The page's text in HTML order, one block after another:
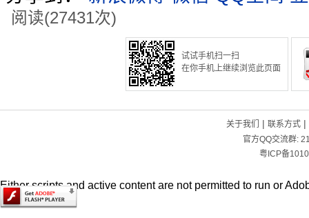
阅读(27431次)
试试手机扫一扫
在你手机上继续浏览此页面
关于我们 | 联系方式|
官方QQ交流群:
粤ICP备
Either scripts and active content are not permitted to run or